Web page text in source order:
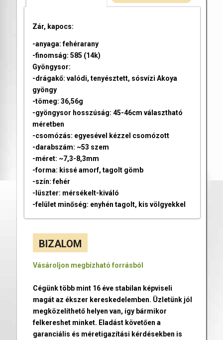
Zár, kapocs:
-anyaga: fehérarany
-finomság: 585 (14k)
Gyöngysor:
-drágakő: valódi, tenyésztett, sósvízi Akoya
gyöngy
-tömeg: 36,56g
-gyöngysor hosszúság: 45-46cm választható
méretben
-csomózás: egyesével kézzel csomózott
-darabszám: ~53 szem
-méret: ~7,3-8,3mm
-forma: kissé amorf, tagolt gömb
-szín: fehér
-lüszter: mérsékelt-kiváló
-felület minőség: enyhén tagolt, kis völgyekkel
BIZALOM
Vásároljon megbízható forrásból
Cégünk több mint 16 éve stabilan képviseli
magát az ékszer kereskedelemben. Üzletünk jól
megközelíthető helyen van, így bármikor
felkereshet minket. Eladást követően a
garanciális és méretigazítási kérdésekben is